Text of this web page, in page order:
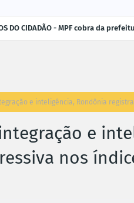
DO CIDADÃO - MPF cobra da
e inteligência, Rondônia
integração e
nos